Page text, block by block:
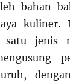
bahan-
kuliner.
jenis